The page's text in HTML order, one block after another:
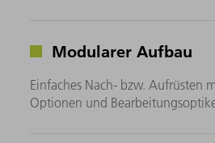
Modularer Aufbau
Einfaches Nach- bzw. Aufrüsten
Optionen und